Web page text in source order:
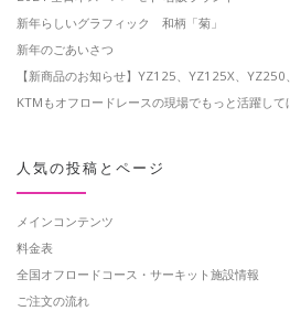
新年らしいグラフィック 和柄「菊」
新年のごあいさつ
【新商品のお知らせ】YZ125、YZ125X、
KTMもオフロードレースの現場でもっと活躍して
人気の投稿とページ
メインコンテンツ
料金表
全国オフロードコース・サーキット施設情報
ご注文の流れ